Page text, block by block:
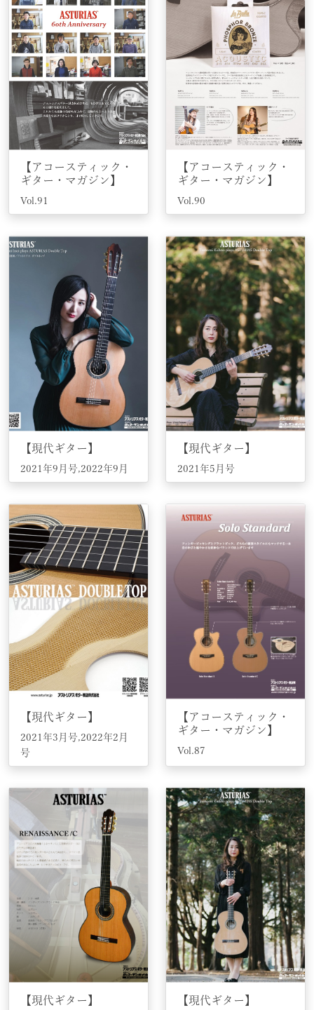
【アコースティック・
ギター・マガジン】
Vol.91
【アコースティック・
ギター・マガジン】
Vol.90
【現代ギター】
2021年9月号,2022年9月
【現代ギター】
2021年5月号
【現代ギター】
2021年3月号,2022年2月
号
【アコースティック・
ギター・マガジン】
Vol.87
【現代ギター】 【現代ギター】